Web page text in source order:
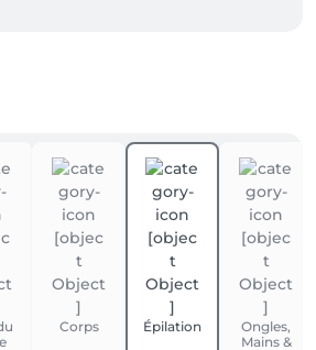
Corps Épilation
Ongles,
Mains &